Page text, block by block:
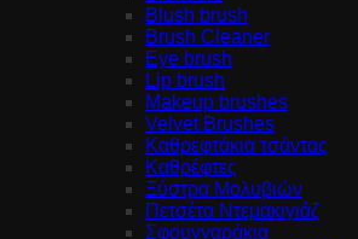
Blush brush
Brush Cleaner
Eye brush
Lip brush
Makeup brushes
Velvet Brushes
Καθρεφτάκια τσάντας
Καθρέφτες
Ξύστρα Μολυβιών
Πετσέτα Ντεμακιγιάζ
Σφουγγαράκια